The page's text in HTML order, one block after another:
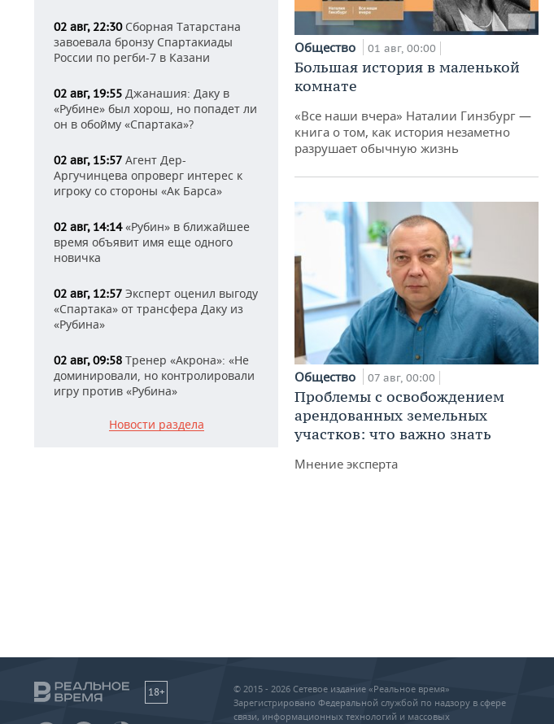
02 авг, 22:30Сборная Татарстана
завоевала бронзу Спартакиады
России по регби-7 в Казани
02 авг, 19:55 Джанашия: Даку в
«Рубине» был хорош, но попадет ли
он в обойму «Спартака»?
02 авг, 15:57 Агент Дер-
Аргучинцева опроверг интерес к
игроку со стороны «Ак Барса»
02 авг, 14:14«Рубин» в ближайшее
время объявит имя еще одного
новичка
02 авг, 12:57 Эксперт оценил выгоду
«Спартака» от трансфера Даку из
«Рубина»
02 авг, 09:58 Тренер «Акрона»: «Не
доминировали, но контролировали
игру против «Рубина»
Новости раздела
Общество 01 авг, 00:00
Большая история в маленькой
комнате
«Все наши вчера» Наталии Гинзбург —
книга о том, как история незаметно
разрушает обычную жизнь
Общество 07 авг, 00:00
Проблемы с освобождением
арендованных земельных
участков: что важно знать
Мнение эксперта
18+
© 2015 - 2026 Сетевое издание «Реальное время»
Зарегистрировано Федеральной службой по надзору в сфере
связи, информационных технологий и массовых